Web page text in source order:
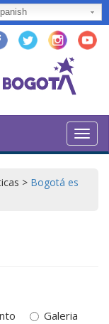
> Bogotá es
Galeria